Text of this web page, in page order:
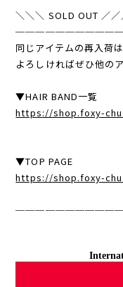
＼＼＼ SOLD OUT ／
同じアイテムの再入荷
よろしければぜひ他の
▼HAIR BAND一覧
https://shop.foxy-
▼TOP PAGE
https://shop.foxy-